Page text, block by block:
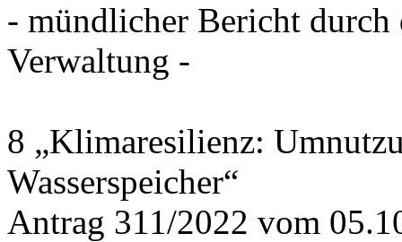
- mündlicher Bericht
Verwaltung -
8 „Klimaresilienz:
Wasserspeicher“
Antrag 311/2022 vom